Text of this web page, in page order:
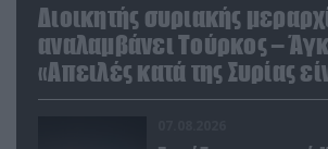
Διοικητής συριακής
αναλαμβάνει Τούρκος –
«Απειλές κατά της Συρίας
απειλούν εμάς»